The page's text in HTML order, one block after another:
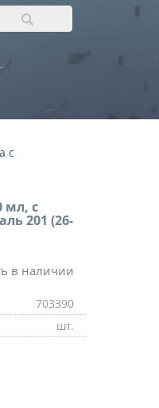
с
мл, с
201 (26-
в наличии
703390
шт.